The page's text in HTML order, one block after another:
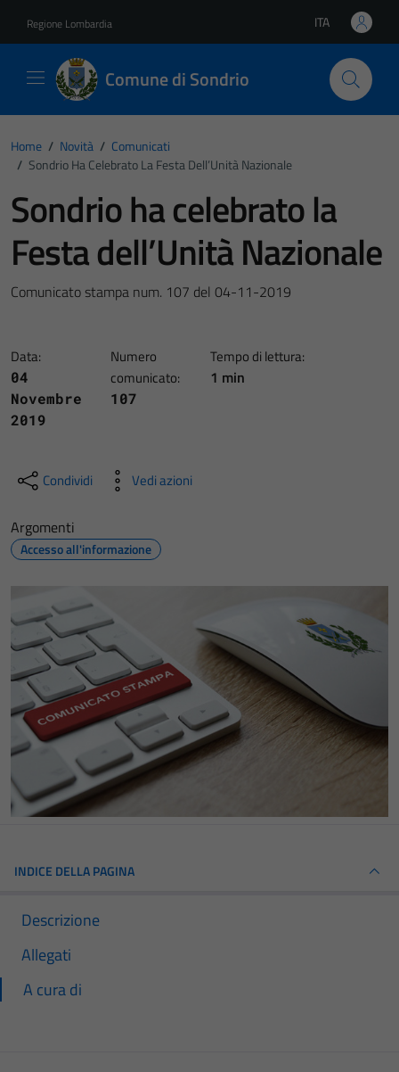
Regione Lombardia Lingua attiva:
ITA
Comune di Sondrio
Home / Novità / Comunicati
/ Sondrio Ha Celebrato La Festa Dell’Unità Nazionale
Sondrio ha celebrato la
Festa dell’Unità Nazionale
Comunicato stampa num. 107 del 04-11-2019
Data:
04
Novembre
2019
Numero
comunicato:
107
Tempo di lettura:
1 min
Condividi Vedi azioni
Argomenti
Accesso all'informazione
INDICE DELLA PAGINA
Descrizione
Allegati
A cura di